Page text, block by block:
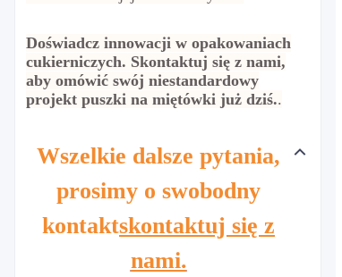
Doświadcz innowacji w opakowaniach
cukierniczych. Skontaktuj się z nami,
aby omówić swój niestandardowy
projekt puszki na miętówki już dziś..
Wszelkie dalsze pytania,
prosimy o swobodny
kontaktskontaktuj się z
nami.